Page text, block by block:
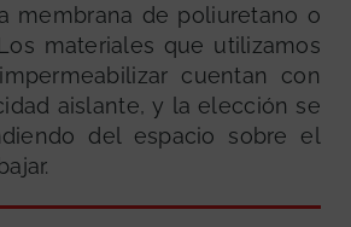
membrana de poliuretano o
materiales que utilizamos
cuentan con
aislante, y la elección se
del espacio sobre el